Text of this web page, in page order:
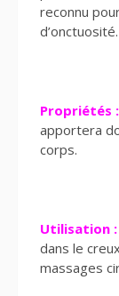
reconnu
d’onctuosité.
Propriétés :
apportera
corps.
Utilisation :
dans le
massages